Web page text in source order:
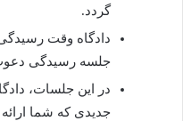
گردد.
دادگاه وقت
جلسه رسیدگی
در این جلسات،
جدیدی که شما ارائه